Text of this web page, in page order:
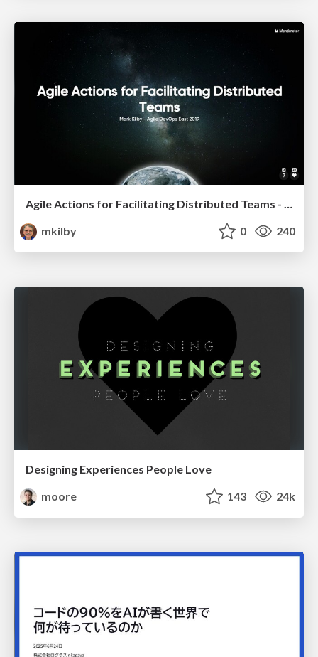
Agile Actions for Facilitating Distributed Teams - ADO2019
mkilby
0 240
Designing Experiences People Love
moore
143 24k